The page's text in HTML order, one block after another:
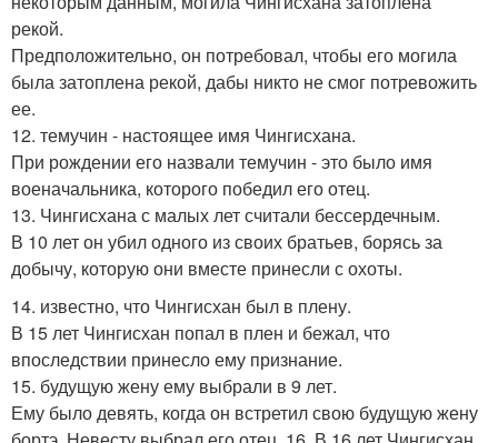
рекой.
Предположительно, он потребовал, чтобы его могила
была затоплена рекой, дабы никто не смог потревожить
ее.
12. темучин - настоящее имя Чингисхана.
При рождении его назвали темучин - это было имя
военачальника, которого победил его отец.
13. Чингисхана с малых лет считали бессердечным.
В 10 лет он убил одного из своих братьев, борясь за
добычу, которую они вместе принесли с охоты.
14. известно, что Чингисхан был в плену.
В 15 лет Чингисхан попал в плен и бежал, что
впоследствии принесло ему признание.
15. будущую жену ему выбрали в 9 лет.
Ему было девять, когда он встретил свою будущую жену